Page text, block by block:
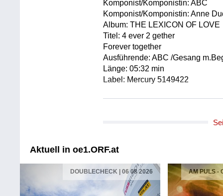
Komponist/Komponistin: ABC
Komponist/Komponistin: Anne
Album: THE LEXICON OF LOVE
Titel: 4 ever 2 gether
Forever together
Ausführende: ABC /Gesang
Länge: 05:32 min
Label: Mercury 5149422
Komponist/Komponistin: Anne
Original Filmmusik
Leitung: Anne Dudley
Länge: 02:25 min
Label: Polydor 5170242
Aktuell in oe1.ORF.at
DOUBLECHECK | 06 08 2026 AM PULS -